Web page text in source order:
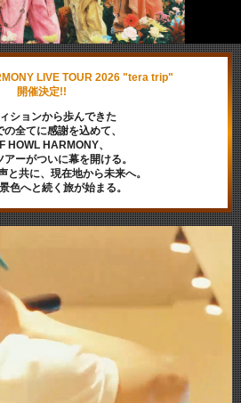
LIVE TOUR 2026 "tera trip"
開催決定!!
ションから歩んできた
の全てに感謝を込めて、
HOWL HARMONY、
ーがついに幕を開ける。
と共に、現在地から未来へ。
色へと続く旅が始まる。